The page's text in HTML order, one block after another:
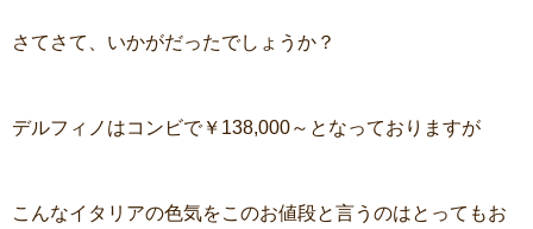
さてさて、いかがだったでしょうか？
デルフィノはコンビで￥138,000～となっておりますが
こんなイタリアの色気をこのお値段と言うのはとってもお